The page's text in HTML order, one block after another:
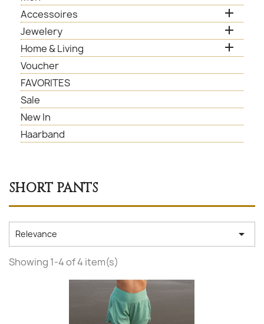
Accessoires 
Jewelery 
Home & Living 
Voucher
FAVORITES
Sale
New In
Haarband
SHORT PANTS
Relevance 
Showing 1-4 of 4 item(s)